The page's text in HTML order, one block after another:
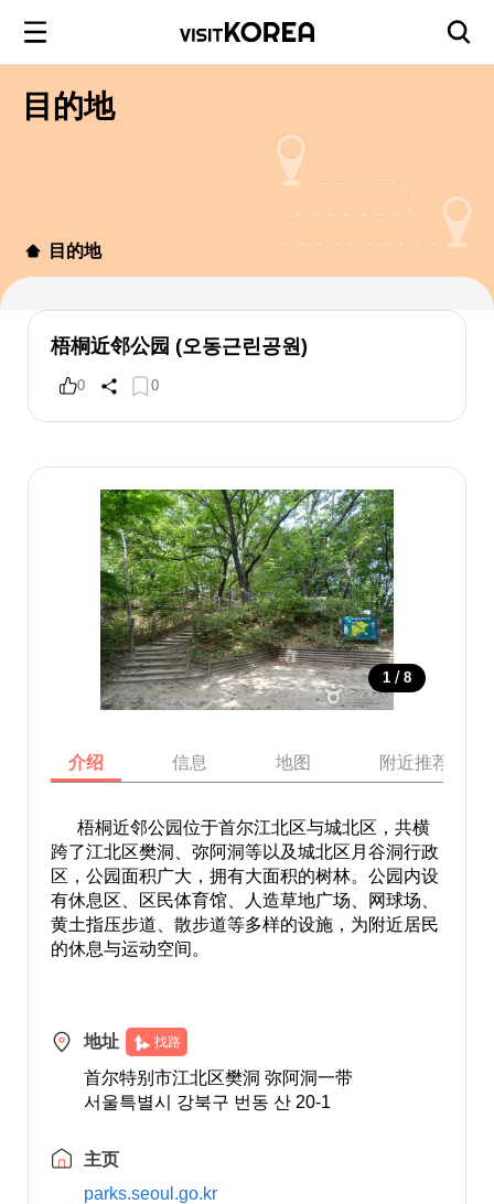
目的地
目的地
梧桐近邻公园 (오동근린공원)
0 0
1 / 8
介绍 信息 地图 附近推荐景点
梧桐近邻公园位于首尔江北区与城北区，共横
跨了江北区樊洞、弥阿洞等以及城北区月谷洞行政
区，公园面积广大，拥有大面积的树林。公园内设
有休息区、区民体育馆、人造草地广场、网球场、
黄土指压步道、散步道等多样的设施，为附近居民
的休息与运动空间。
地址 找路
首尔特别市江北区樊洞 弥阿洞一带
서울특별시 강북구 번동 산 20-1
主页
parks.seoul.go.kr